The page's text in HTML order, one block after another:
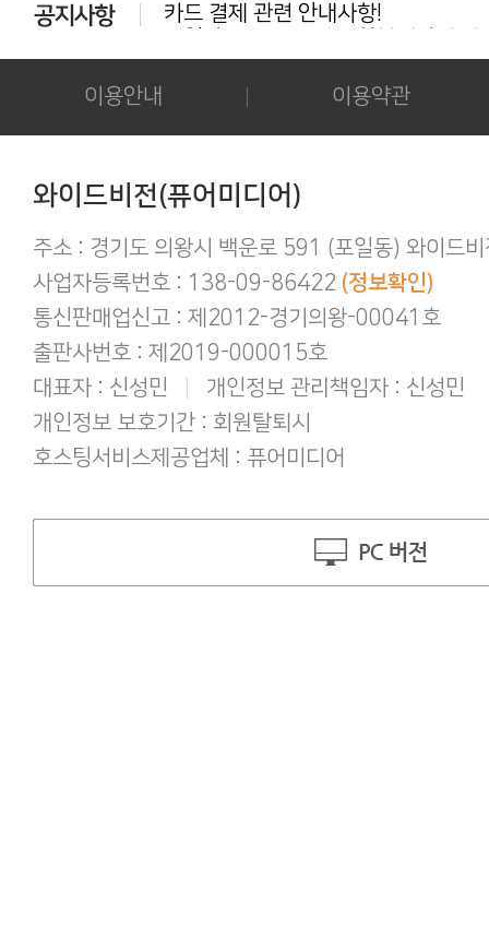
카드 결제 관련 안내사항!
다운로드 실패시 대처법 안내!!!
카드결제 결제 중 '세션만료' 문구 노
후기 작성시 화보의 사진을 공개하시
아이폰/아이패드 등 애플기기 화보집
애플(맥 IOS 및 아이폰) 다운로드 오
간편하게 결제하기!
구매 후 후기작성 방법!
이용안내 이용약관
와이드비전(퓨어미디어)
주소 : 경기도 의왕시 백운로 591 (포일동) 와이드비
사업자등록번호 : 138-09-86422 (정보확인)
통신판매업신고 : 제2012-경기의왕-00041호
출판사번호 : 제2019-000015호
대표자 : 신성민
개인정보 관리책임자 : 신성민
개인정보 보호기간 : 회원탈퇴시
호스팅서비스제공업체 : 퓨어미디어